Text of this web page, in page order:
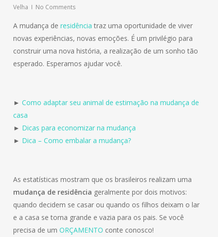
Velha
No Comments
A mudança de residência traz uma oportunidade de viver
novas experiências, novas emoções. É um privilégio para
construir uma nova história, a realização de um sonho tão
esperado. Esperamos ajudar você.
► Como adaptar seu animal de estimação na mudança de
casa
► Dicas para economizar na mudança
► Dica – Como embalar a mudança?
As estatísticas mostram que os brasileiros realizam uma
mudança de residência geralmente por dois motivos:
quando decidem se casar ou quando os filhos deixam o lar
e a casa se torna grande e vazia para os pais. Se você
precisa de um ORÇAMENTO conte conosco!